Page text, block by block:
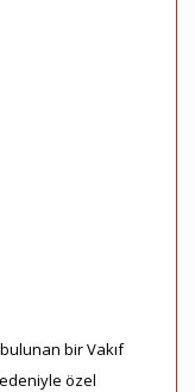
bir Vakıf
özel